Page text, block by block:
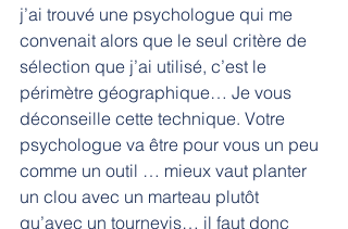
j’ai trouvé une psychologue qui me
convenait alors que le seul critère de
sélection que j’ai utilisé, c’est le
périmètre géographique… Je vous
déconseille cette technique. Votre
psychologue va être pour vous un peu
comme un outil … mieux vaut planter
un clou avec un marteau plutôt
qu’avec un tournevis… il faut donc